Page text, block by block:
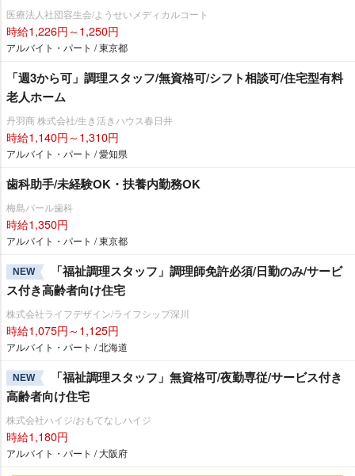
医療法人社団容生会/ようせいメディカルコート
時給1,226円～1,250円
アルバイト・パート / 東京都
「週3から可」調理スタッフ/無資格可/シフト相談可/住宅型有料
老人ホーム
丹羽商 株式会社/生き活きハウス春日井
時給1,140円～1,310円
アルバイト・パート / 愛知県
歯科助手/未経験OK・扶養内勤務OK
梅島パール歯科
時給1,350円
アルバイト・パート / 東京都
NEW
「福祉調理スタッフ」調理師免許必須/日勤のみ/サービ
ス付き高齢者向け住宅
株式会社ライフデザイン/ライフシップ深川
時給1,075円～1,125円
アルバイト・パート / 北海道
NEW
「福祉調理スタッフ」無資格可/夜勤専従/サービス付き
高齢者向け住宅
株式会社ハイジ/おもてなしハイジ
時給1,180円
アルバイト・パート / 大阪府